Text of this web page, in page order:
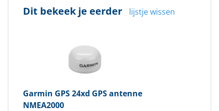
Dit bekeek je eerder lijstje wissen
Garmin GPS 24xd GPS antenne
NMEA2000